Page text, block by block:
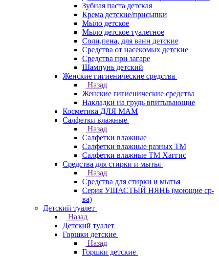
Зубная паста детская
Крема детские/присыпки
Мыло детское
Мыло детское туалетное
Соли,пена, для ванн детские
Средства от насекомых детские
Средства при загаре
Шампунь детский
Женские гигиенические средства
Назад
Женские гигиенические средства
Накладки на грудь впитывающие
Косметика ДЛЯ МАМ
Салфетки влажные
Назад
Салфетки влажные
Салфетки влажные разных ТМ
Салфетки влажные ТМ Хаггис
Средства для стирки и мытья
Назад
Средства для стирки и мытья
Серия УШАСТЫЙ НЯНЬ (моющие ср-
ва)
Детский туалет
Назад
Детский туалет
Горшки детские
Назад
Горшки детские